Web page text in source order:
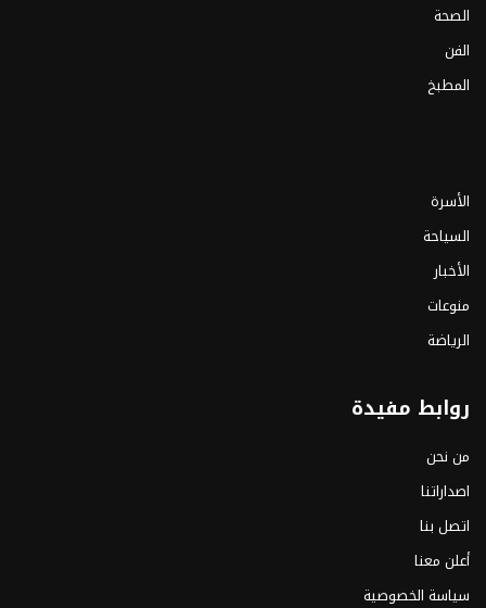
الصحة
الفن
المطبخ
الأسرة
السياحة
الأخبار
منوعات
الرياضة
روابط مفيدة
من نحن
اصداراتنا
اتصل بنا
أعلن معنا
سياسة الخصوصية